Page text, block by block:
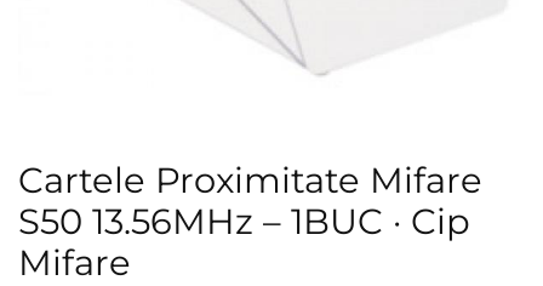
Cartele Proximitate Mifare
S50 13.56MHz – 1BUC · Cip
Mifare